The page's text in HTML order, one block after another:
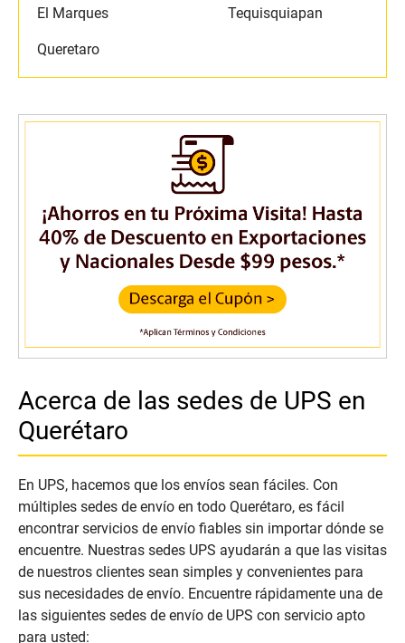
El Marques
Queretaro
Tequisquiapan
Acerca de las sedes de UPS en
Querétaro
En UPS, hacemos que los envíos sean fáciles. Con
múltiples sedes de envío en todo Querétaro, es fácil
encontrar servicios de envío fiables sin importar dónde se
encuentre. Nuestras sedes UPS ayudarán a que las visitas
de nuestros clientes sean simples y convenientes para
sus necesidades de envío. Encuentre rápidamente una de
las siguientes sedes de envío de UPS con servicio apto
para usted: